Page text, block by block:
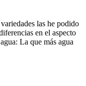
las he podido
en el aspecto
La que más agua